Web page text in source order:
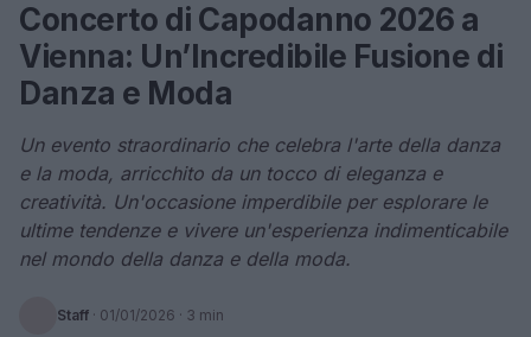
Concerto di Capodanno 2026 a
Vienna: Un’Incredibile Fusione di
Danza e Moda
Un evento straordinario che celebra l'arte della danza
e la moda, arricchito da un tocco di eleganza e
creatività. Un'occasione imperdibile per esplorare le
ultime tendenze e vivere un'esperienza indimenticabile
nel mondo della danza e della moda.
Staff · 01/01/2026 · 3 min